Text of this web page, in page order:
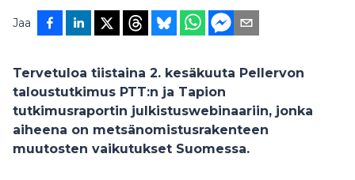
Jaa
Tervetuloa tiistaina 2. kesäkuuta Pellervon
taloustutkimus PTT:n ja Tapion
tutkimusraportin julkistuswebinaariin, jonka
aiheena on metsänomistusrakenteen
muutosten vaikutukset Suomessa.